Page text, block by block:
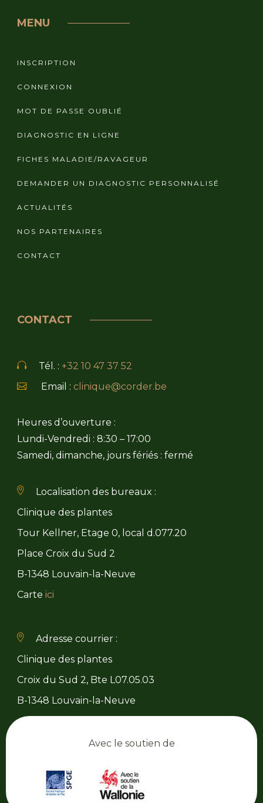
MENU
INSCRIPTION
CONNEXION
MOT DE PASSE OUBLIÉ
DIAGNOSTIC EN LIGNE
FICHES MALADIE/RAVAGEUR
DEMANDER UN DIAGNOSTIC PERSONNALISÉ
ACTUALITÉS
NOS PARTENAIRES
CONTACT
CONTACT
Tél. : +32 10 47 37 52
Email : clinique@corder.be
Heures d’ouverture :
Lundi-Vendredi : 8:30 – 17:00
Samedi, dimanche, jours fériés : fermé
Localisation des bureaux :
Clinique des plantes
Tour Kellner, Etage 0, local d.077.20
Place Croix du Sud 2
B-1348 Louvain-la-Neuve
Carte ici
Adresse courrier :
Clinique des plantes
Croix du Sud 2, Bte L07.05.03
B-1348 Louvain-la-Neuve
Avec le soutien de